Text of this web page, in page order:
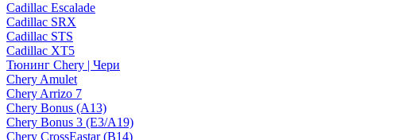
Cadillac Escalade
Cadillac SRX
Cadillac STS
Cadillac XT5
Тюнинг Chery | Чери
Chery Amulet
Chery Arrizo 7
Chery Bonus (A13)
Chery Bonus 3 (E3/A19)
Chery CrossEastar (B14)